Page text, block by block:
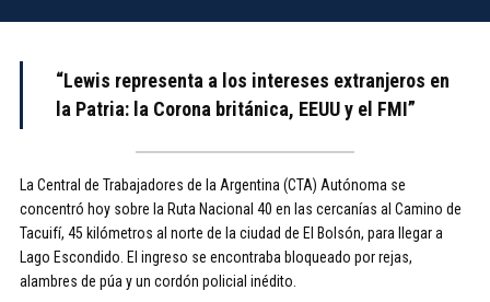
“Lewis representa a los intereses extranjeros en
la Patria: la Corona británica, EEUU y el FMI”
La Central de Trabajadores de la Argentina (CTA) Autónoma se
concentró hoy sobre la Ruta Nacional 40 en las cercanías al Camino de
Tacuifí, 45 kilómetros al norte de la ciudad de El Bolsón, para llegar a
Lago Escondido. El ingreso se encontraba bloqueado por rejas,
alambres de púa y un cordón policial inédito.